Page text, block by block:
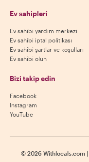
Ev sahipleri
Ev sahibi yardım merkezi
Ev sahibi iptal politikası
Ev sahibi şartlar ve koşulları
Ev sahibi olun
Bizi takip edin
Facebook
Instagram
YouTube
© 2026 Withlocals.com |